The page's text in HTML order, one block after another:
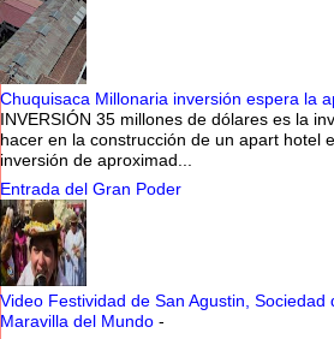
Chuquisaca Millonaria inversión espera la
INVERSIÓN 35 millones de dólares es la
hacer en la construcción de un apart hotel
inversión de aproximad...
Entrada del Gran Poder
Video Festividad de San Agustin, Sociedad
Maravilla del Mundo -